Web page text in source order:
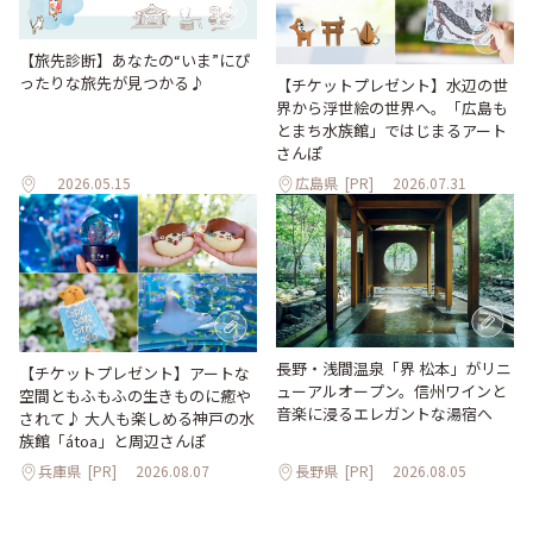
【旅先診断】あなたの“いま”にぴ
ったりな旅先が見つかる♪
2026.05.15
【チケットプレゼント】水辺の世
界から浮世絵の世界へ。「広島も
とまち水族館」ではじまるアート
さんぽ
広島県 [PR] 2026.07.31
【チケットプレゼント】アートな
空間ともふもふの生きものに癒や
されて♪ 大人も楽しめる神戸の水
族館「átoa」と周辺さんぽ
兵庫県 [PR] 2026.08.07
長野・浅間温泉「界 松本」がリニ
ューアルオープン。信州ワインと
音楽に浸るエレガントな湯宿へ
長野県 [PR] 2026.08.05